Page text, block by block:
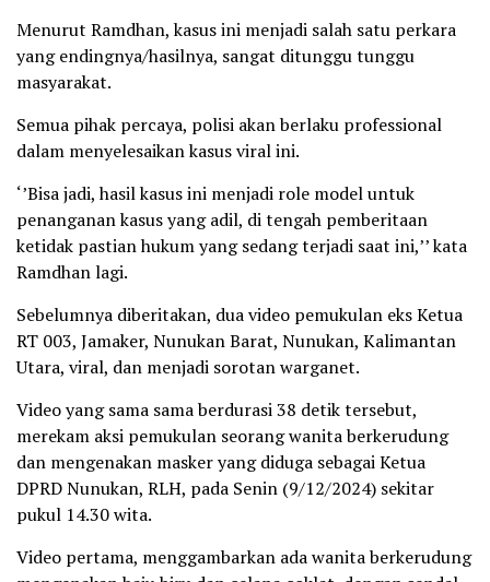
Menurut Ramdhan, kasus ini menjadi salah satu perkara
yang endingnya/hasilnya, sangat ditunggu tunggu
masyarakat.
Semua pihak percaya, polisi akan berlaku professional
dalam menyelesaikan kasus viral ini.
‘’Bisa jadi, hasil kasus ini menjadi role model untuk
penanganan kasus yang adil, di tengah pemberitaan
ketidak pastian hukum yang sedang terjadi saat ini,’’ kata
Ramdhan lagi.
Sebelumnya diberitakan, dua video pemukulan eks Ketua
RT 003, Jamaker, Nunukan Barat, Nunukan, Kalimantan
Utara, viral, dan menjadi sorotan warganet.
Video yang sama sama berdurasi 38 detik tersebut,
merekam aksi pemukulan seorang wanita berkerudung
dan mengenakan masker yang diduga sebagai Ketua
DPRD Nunukan, RLH, pada Senin (9/12/2024) sekitar
pukul 14.30 wita.
Video pertama, menggambarkan ada wanita berkerudung